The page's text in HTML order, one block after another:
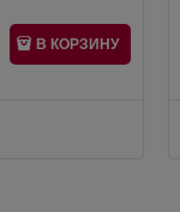
В КОРЗИНУ